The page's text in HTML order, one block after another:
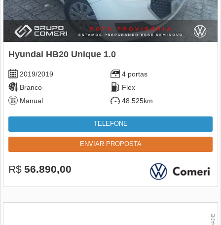
Hyundai HB20 Unique 1.0
2019/2019
4 portas
Branco
Flex
Manual
48.525km
TELEFONE
ENVIAR PROPOSTA
R$ 56.890,00